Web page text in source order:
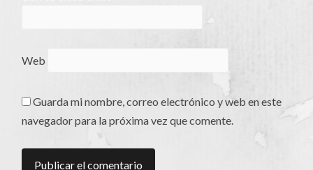
Web
Guarda mi nombre, correo electrónico y web en este
navegador para la próxima vez que comente.